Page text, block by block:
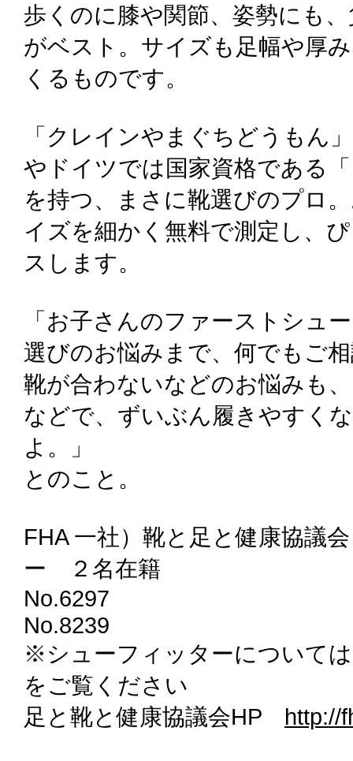
歩くのに膝や関節、姿勢にも
がベスト。サイズも足幅や厚
くるものです。
「クレインやまぐちどうもん
やドイツでは国家資格である
を持つ、まさに靴選びのプロ
イズを細かく無料で測定し、
スします。
「お子さんのファーストシュ
選びのお悩みまで、何でもご
靴が合わないなどのお悩みも
などで、ずいぶん履きやすく
よ。」
とのこと。
FHA 一社）靴と足と健康協議
ー ２名在籍
No.6297
No.8239
※シューフィッターについて
をご覧ください
足と靴と健康協議会HP http://